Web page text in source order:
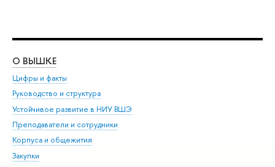
О ВЫШКЕ
Цифры и факты
Руководство и структура
Устойчивое развитие в НИУ ВШЭ
Преподаватели и сотрудники
Корпуса и общежития
Закупки